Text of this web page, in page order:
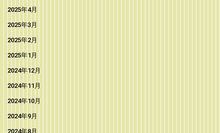
2025年4月
2025年3月
2025年2月
2025年1月
2024年12月
2024年11月
2024年10月
2024年9月
2024年8月